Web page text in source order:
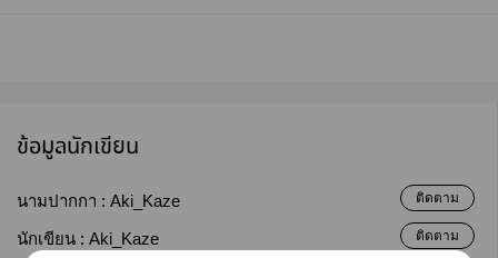
ข้อมูลนักเขียน
นามปากกา : Aki_Kaze ติดตาม
นักเขียน : Aki_Kaze ติดตาม